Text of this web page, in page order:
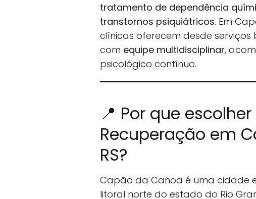
tratamento de dependência
transtornos psiquiátricos. Em
clínicas oferecem desde
com equipe multidisciplinar,
psicológico contínuo.
📍 Por que
Recuperação em
RS?
Capão da Canoa é uma cidade
litoral norte do estado do Rio